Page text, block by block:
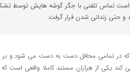
تماس تلفنی با جگر گوشه هایش توسط
و حتی زندانی شدن قرار گرفت.
که در تمامی محافل دست به دست می شود و
یکی از هزاران مستند کاملا واقعی است که